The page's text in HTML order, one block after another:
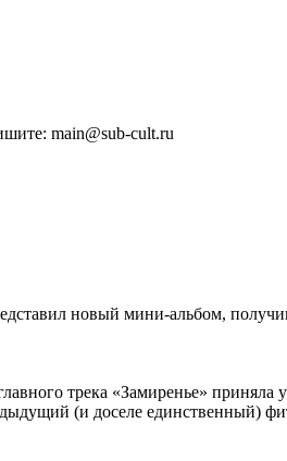
main@sub-cult.ru
новый мини-альбом,
трека «Замиренье»
(и доселе единственный)